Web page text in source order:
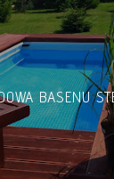
BASENU